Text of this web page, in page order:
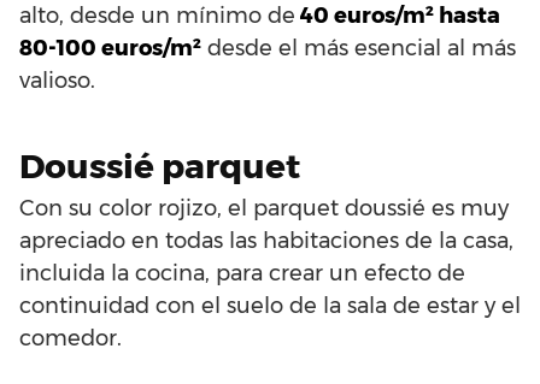
alto, desde un mínimo de 40 euros/m² hasta
80-100 euros/m² desde el más esencial al más
valioso.
Doussié parquet
Con su color rojizo, el parquet doussié es muy
apreciado en todas las habitaciones de la casa,
incluida la cocina, para crear un efecto de
continuidad con el suelo de la sala de estar y el
comedor.